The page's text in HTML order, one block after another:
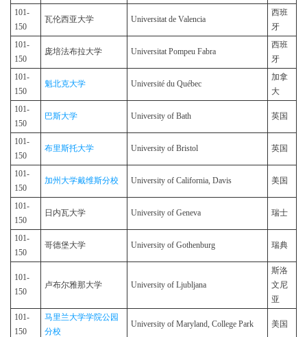
101-
150
瓦伦西亚大学 Universitat de Valencia
西班
牙
101-
150
庞培法布拉大学 Universitat Pompeu Fabra
西班
牙
101-
150
魁北克大学 Université du Québec
加拿
大
101-
150
巴斯大学 University of Bath 英国
101-
150
布里斯托大学 University of Bristol 英国
101-
150
加州大学戴维斯分校 University of California, Davis 美国
101-
150
日内瓦大学 University of Geneva 瑞士
101-
150
哥德堡大学 University of Gothenburg 瑞典
101-
150
卢布尔雅那大学 University of Ljubljana
斯洛
文尼
亚
101-
150
马里兰大学学院公园
分校
University of Maryland, College Park 美国